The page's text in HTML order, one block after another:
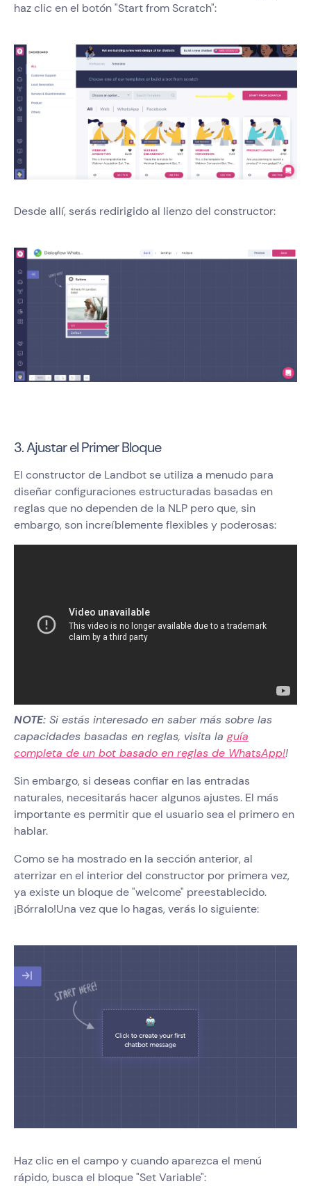
haz clic en el botón "Start from Scratch":
Desde allí, serás redirigido al lienzo del constructor:
3. Ajustar el Primer Bloque
El constructor de Landbot se utiliza a menudo para
diseñar configuraciones estructuradas basadas en
reglas que no dependen de la NLP pero que, sin
embargo, son increíblemente flexibles y poderosas:
NOTE: Si estás interesado en saber más sobre las
capacidades basadas en reglas, visita la guía
completa de un bot basado en reglas de WhatsApp!!
Sin embargo, si deseas confiar en las entradas
naturales, necesitarás hacer algunos ajustes. El más
importante es permitir que el usuario sea el primero en
hablar.
Como se ha mostrado en la sección anterior, al
aterrizar en el interior del constructor por primera vez,
ya existe un bloque de "welcome" preestablecido.
¡Bórralo!Una vez que lo hagas, verás lo siguiente:
Haz clic en el campo y cuando aparezca el menú
rápido, busca el bloque "Set Variable":